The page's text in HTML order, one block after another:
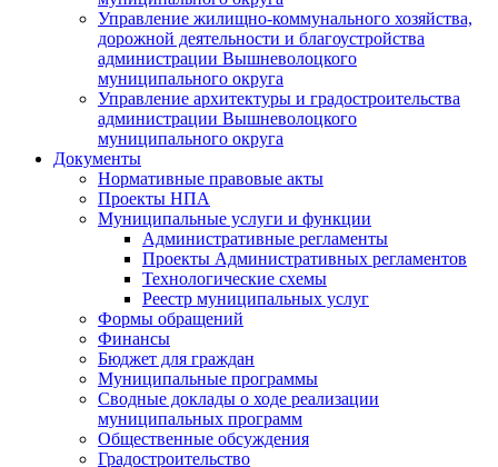
Управление жилищно-коммунального хозяйства,
дорожной деятельности и благоустройства
администрации Вышневолоцкого
муниципального округа
Управление архитектуры и градостроительства
администрации Вышневолоцкого
муниципального округа
Документы
Нормативные правовые акты
Проекты НПА
Муниципальные услуги и функции
Административные регламенты
Проекты Административных регламентов
Технологические схемы
Реестр муниципальных услуг
Формы обращений
Финансы
Бюджет для граждан
Муниципальные программы
Сводные доклады о ходе реализации
муниципальных программ
Общественные обсуждения
Градостроительство